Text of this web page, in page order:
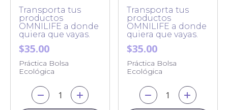
Transporta tus
productos
OMNILIFE a donde
quiera que vayas.
$35.00
Práctica Bolsa
Ecológica
Transporta tus
productos
OMNILIFE a donde
quiera que vayas.
$35.00
Práctica Bolsa
Ecológica